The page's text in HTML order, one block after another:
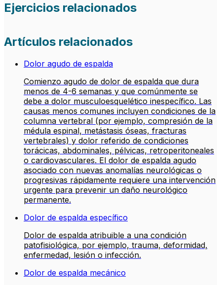
Ejercicios relacionados
Artículos relacionados
Dolor agudo de espalda
Comienzo agudo de dolor de espalda que dura
menos de 4-6 semanas y que comúnmente se
debe a dolor musculoesquelético inespecífico. Las
causas menos comunes incluyen condiciones de la
columna vertebral (por ejemplo, compresión de la
médula espinal, metástasis óseas, fracturas
vertebrales) y dolor referido de condiciones
torácicas, abdominales, pélvicas, retroperitoneales
o cardiovasculares. El dolor de espalda agudo
asociado con nuevas anomalías neurológicas o
progresivas rápidamente requiere una intervención
urgente para prevenir un daño neurológico
permanente.
Dolor de espalda específico
Dolor de espalda atribuible a una condición
patofisiológica, por ejemplo, trauma, deformidad,
enfermedad, lesión o infección.
Dolor de espalda mecánico